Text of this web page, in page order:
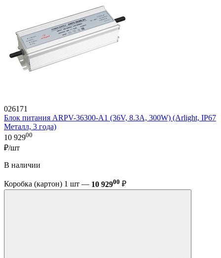
026171
Блок питания ARPV-36300-A1 (36V, 8.3A, 300W) (Arlight, IP67
Металл, 3 года)
10 92900
₽/шт
В наличии
Коробка (картон) 1 шт — 10 92900 ₽